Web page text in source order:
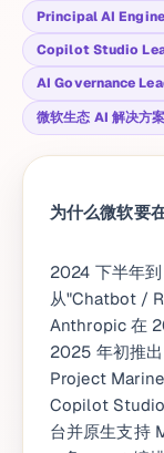
Principal AI
Copilot Studio
AI Governance
微软生态 AI 解决方
为什么微软要
2024 下半年
从"Chatbot /
Anthropic 在
2025 年初推
Project
Copilot
台并原生支持